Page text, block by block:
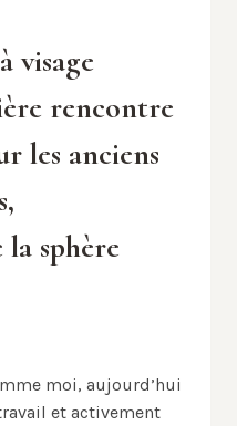
visage
rencontre
les anciens
la sphère
moi, aujourd’hui
et activement